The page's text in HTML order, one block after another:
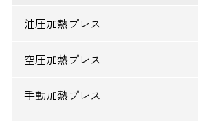
油圧加熱プレス
空圧加熱プレス
手動加熱プレス